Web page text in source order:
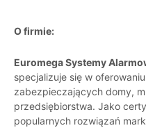
O firmie:
Euromega Systemy
specjalizuje się w
zabezpieczających domy,
przedsiębiorstwa. Jako
popularnych rozwiązań